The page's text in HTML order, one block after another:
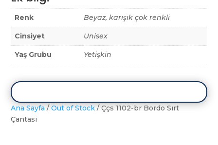
Renk Beyaz, karışık çok renkli
Cinsiyet Unisex
Yaş Grubu Yetişkin
Ana Sayfa /Out of Stock / Ççs 1102-br Bordo Sırt
Çantası